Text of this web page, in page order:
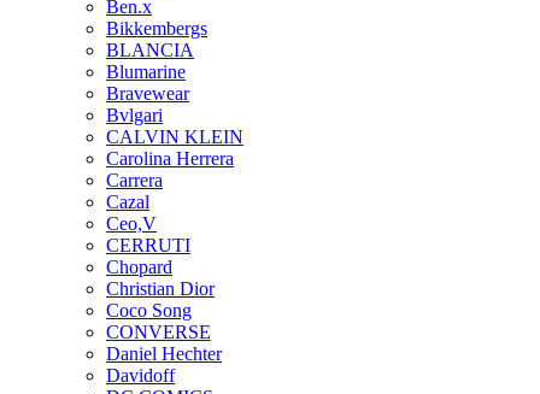
Ben.x
Bikkembergs
BLANCIA
Blumarine
Bravewear
Bvlgari
CALVIN KLEIN
Carolina Herrera
Carrera
Cazal
Ceo,V
CERRUTI
Chopard
Christian Dior
Coco Song
CONVERSE
Daniel Hechter
Davidoff